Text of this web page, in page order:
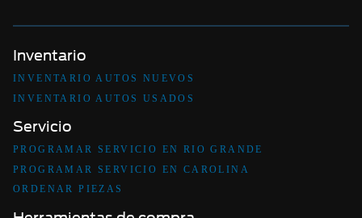
Inventario
INVENTARIO AUTOS NUEVOS
INVENTARIO AUTOS USADOS
Servicio
PROGRAMAR SERVICIO EN RIO GRANDE
PROGRAMAR SERVICIO EN CAROLINA
ORDENAR PIEZAS